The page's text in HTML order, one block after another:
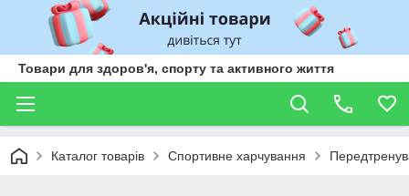
Товари для здоров'я, спорту та активного життя
Каталог товарів Спортивне харчування